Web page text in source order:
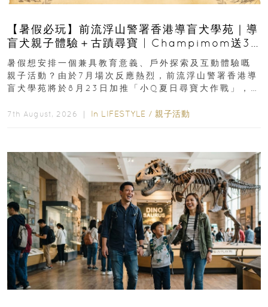
【暑假必玩】前流浮山警署香港導盲犬學苑｜導
盲犬親子體驗＋古蹟尋寶 | Champimom送3
組免費名額
暑假想安排一個兼具教育意義、戶外探索及互動體驗嘅
親子活動？由於7月場次反應熱烈，前流浮山警署香港導
盲犬學苑將於8月23日加推「小Q夏日尋寶大作戰」，家
7th August, 2026 ｜ In LIFESTYLE / 親子活動